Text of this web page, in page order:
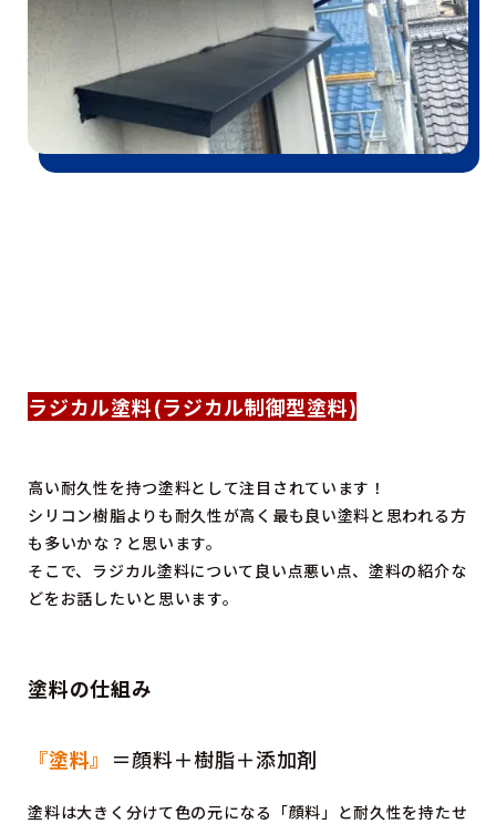
ラジカル塗料(ラジカル制御型塗料)
高い耐久性を持つ塗料として注目されています！
シリコン樹脂よりも耐久性が高く最も良い塗料と思われる方
も多いかな？と思います。
そこで、ラジカル塗料について良い点悪い点、塗料の紹介な
どをお話したいと思います。
塗料の仕組み
『塗料』 ＝顔料＋樹脂＋添加剤
塗料は大きく分けて色の元になる「顔料」と耐久性を持たせ